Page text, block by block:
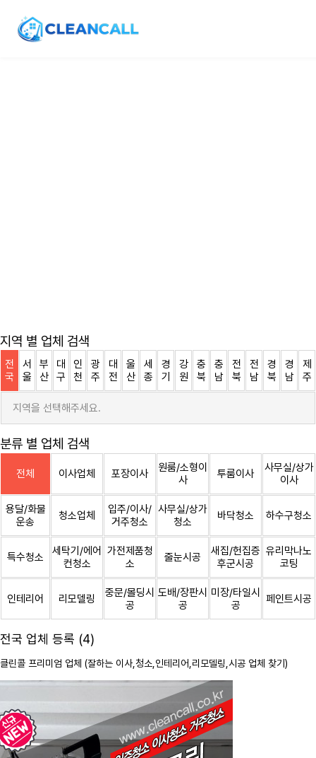
지역 별 업체 검색
전
국
서
울
부
산
대
구
인
천
광
주
대
전
울
산
세
종
경
기
강
원
충
북
충
남
전
북
전
남
경
북
경
남
제
주
지역을 선택해주세요.
분류 별 업체 검색
전체 이사업체 포장이사
원룸/소형이
사
투룸이사
사무실/상가
이사
용달/화물
운송
청소업체
입주/이사/
거주청소
사무실/상가
청소
바닥청소 하수구청소
특수청소
세탁기/에어
컨청소
가전제품청
소
줄눈시공
새집/헌집증
후군시공
유리막나노
코팅
인테리어 리모델링
중문/몰딩시
공
도배/장판시
공
미장/타일시
공
페인트시공
전국 업체 등록 (4)
클린콜 프리미엄 업체 (잘하는 이사, 청소 ,인테리어,리모델링,시공 업체 찾기)